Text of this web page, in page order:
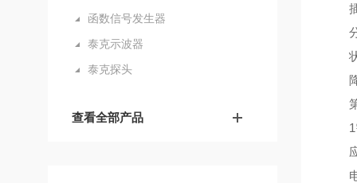
函数信号发生器
泰克示波器
泰克探头
查看全部产品
插
分
状
降
第
1需
应
电